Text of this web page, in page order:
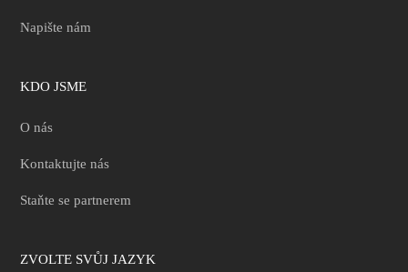
Napište nám
KDO JSME
O nás
Kontaktujte nás
Staňte se partnerem
ZVOLTE SVŮJ JAZYK